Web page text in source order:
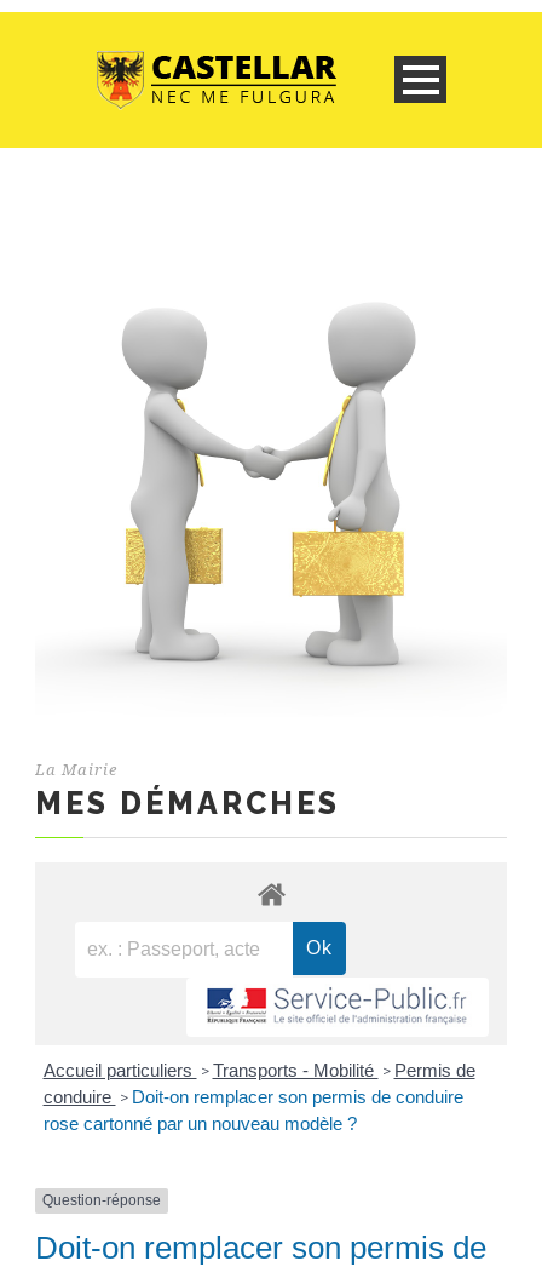
La Mairie
MES DÉMARCHES
Accueil particuliers > Transports - Mobilité > Permis de
conduire > Doit-on remplacer son permis de conduire
rose cartonné par un nouveau modèle ?
Question-réponse
Doit-on remplacer son permis de